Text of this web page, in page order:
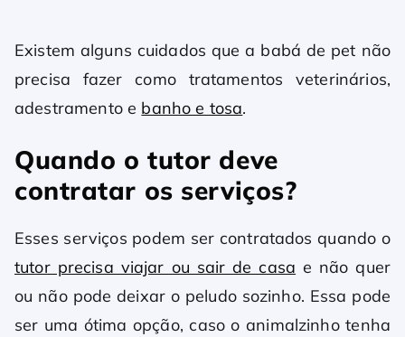
Existem alguns cuidados que a babá de pet não
precisa fazer como tratamentos veterinários,
adestramento e banho e tosa.
Quando o tutor deve
contratar os serviços?
Esses serviços podem ser contratados quando o
tutor precisa viajar ou sair de casa e não quer
ou não pode deixar o peludo sozinho. Essa pode
ser uma ótima opção, caso o animalzinho tenha